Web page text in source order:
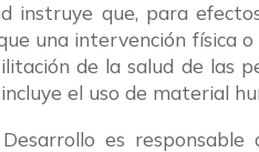
instruye que, para
una intervención física
de la salud de las
el uso de material
es